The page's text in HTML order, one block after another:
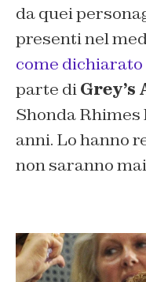
da quei
presenti nel
come
parte di
Shonda Rhimes
anni. Lo hanno
non saranno